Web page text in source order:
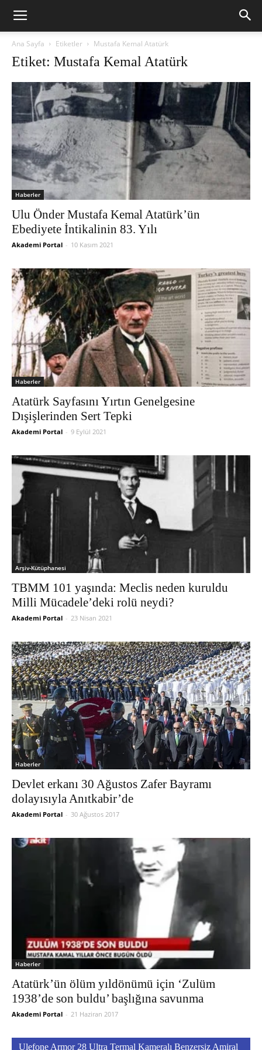
Ana Sayfa Etiketler Mustafa Kemal Atatürk
Etiket: Mustafa Kemal Atatürk
Haberler
Ulu Önder Mustafa Kemal Atatürk’ün
Ebediyete İntikalinin 83. Yılı
Akademi Portal - 10 Kasım 2021
Haberler
Atatürk Sayfasını Yırtın Genelgesine
Dışişlerinden Sert Tepki
Akademi Portal - 9 Eylül 2021
Arşiv-Kütüphanesi
TBMM 101 yaşında: Meclis neden kuruldu
Milli Mücadele’deki rolü neydi?
Akademi Portal - 23 Nisan 2021
Haberler
Devlet erkanı 30 Ağustos Zafer Bayramı
dolayısıyla Anıtkabir’de
Akademi Portal - 30 Ağustos 2017
Haberler
Atatürk’ün ölüm yıldönümü için ‘Zulüm
1938’de son buldu’ başlığına savunma
Akademi Portal - 21 Haziran 2017
Ulefone Armor 28 Ultra Termal Kameralı Benzersiz Amiral